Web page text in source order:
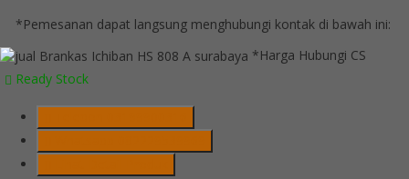
*Pemesanan dapat langsung menghubungi kontak di bawah ini:
*Harga Hubungi CS
Ready Stock